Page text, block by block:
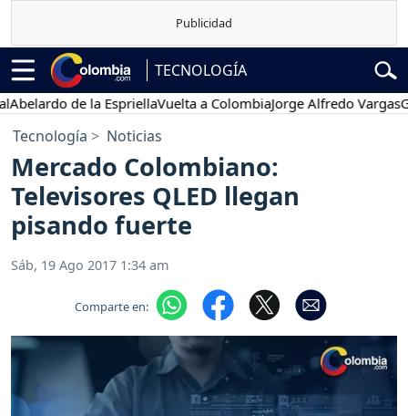
TECNOLOGÍA
de la EspriellaVuelta a ColombiaJorge Alfredo Vargas
Tecnología Noticias
Mercado Colombiano:
Televisores QLED llegan
pisando fuerte
Sáb, 19 Ago 2017 1:34 am
Comparte en: